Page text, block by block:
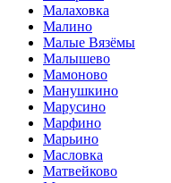
Малаховка
Малино
Малые Вязёмы
Малышево
Мамоново
Манушкино
Марусино
Марфино
Марьино
Масловка
Матвейково